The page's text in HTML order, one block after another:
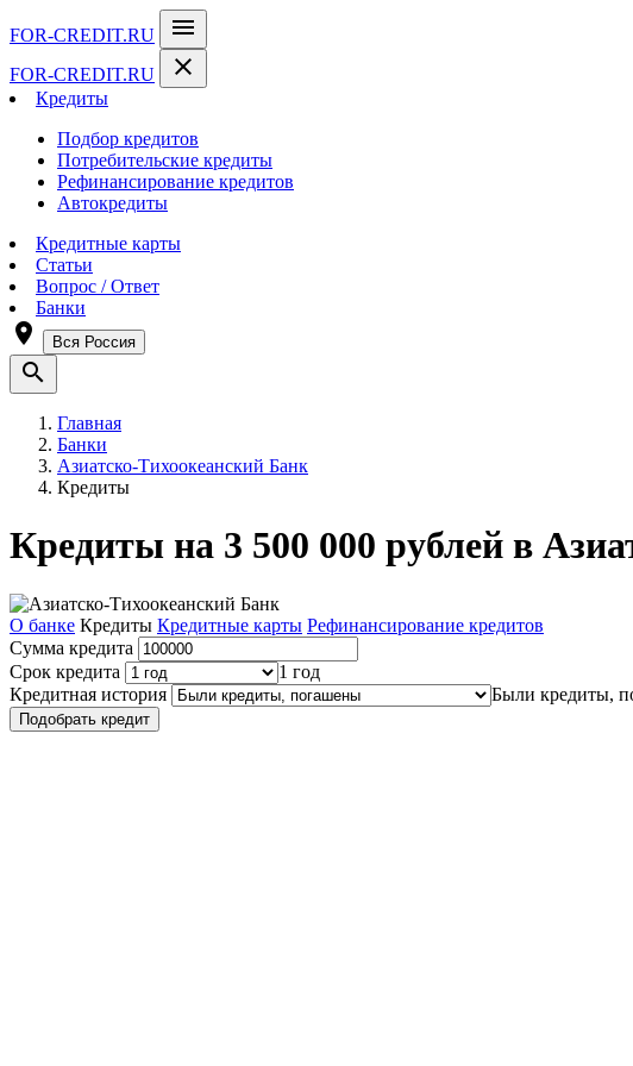
FOR-CREDIT.RU menu
FOR-CREDIT.RU close
Кредиты
Подбор кредитов
Потребительские кредиты
Рефинансирование кредитов
Автокредиты
Кредитные карты
Статьи
Вопрос / Ответ
Банки
room Вся Россия
search
Главная
Банки
Азиатско-Тихоокеанский Банк
Кредиты
Кредиты на 3 500 000 рублей в
О банке Кредиты Кредитные карты Рефинансирование кредитов
Сумма кредита
Срок кредита
1 год
Кредитная история
Были кредиты,
Подобрать кредит